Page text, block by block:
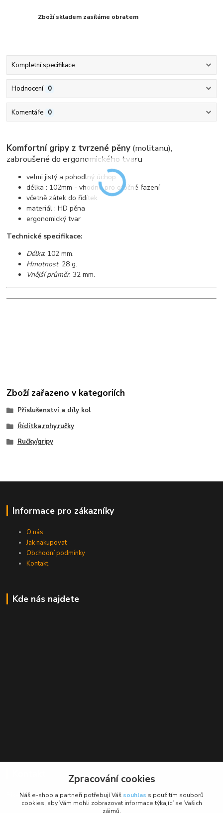
Zboží skladem zasíláme obratem
Kompletní specifikace
Hodnocení 0
Komentáře 0
Komfortní gripy z tvrzené pěny (molitanu),
zabroušené do ergonomického tvaru
velmi jistý a pohodlný úchop
délka : 102mm - vhodné pro otočné řazení
včetně zátek do řídítek
materiál : HD pěna
ergonomický tvar
Technické specifikace:
Délka: 102 mm.
Hmotnost: 28 g.
Vnější průměr: 32 mm.
Zboží zařazeno v kategoriích
Příslušenství a díly kol
Řídítka,rohy,ručky
Ručky/gripy
Informace pro zákazníky
O nás
Jak nakupovat
Obchodní podmínky
Kontakt
Kde nás najdete
BikeForce.cz
Zpracování cookies
Náš e-shop a partneři potřebují Váš souhlas s použitím souborů
cookies, aby Vám mohli zobrazovat informace týkající se Vašich
zájmů.